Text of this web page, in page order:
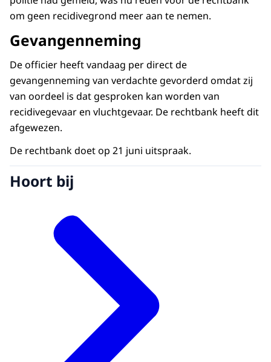
om geen recidivegrond meer aan te nemen.
Gevangenneming
De officier heeft vandaag per direct de
gevangenneming van verdachte gevorderd omdat zij
van oordeel is dat gesproken kan worden van
recidivegevaar en vluchtgevaar. De rechtbank heeft dit
afgewezen.
De rechtbank doet op 21 juni uitspraak.
Hoort bij